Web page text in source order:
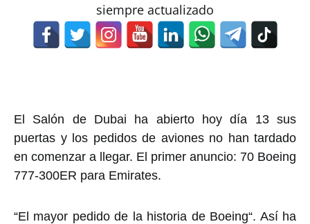
siempre actualizado
El Salón de Dubai ha abierto hoy día 13 sus
puertas y los pedidos de aviones no han tardado
en comenzar a llegar. El primer anuncio: 70 Boeing
777-300ER para Emirates.
“El mayor pedido de la historia de Boeing“. Así ha